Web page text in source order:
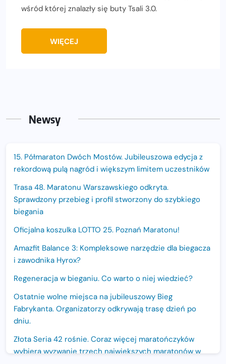
wśród której znalazły się buty Tsali 3.0.
WIĘCEJ
Newsy
15. Półmaraton Dwóch Mostów. Jubileuszowa edycja z
rekordową pulą nagród i większym limitem uczestników
Trasa 48. Maratonu Warszawskiego odkryta.
Sprawdzony przebieg i profil stworzony do szybkiego
biegania
Oficjalna koszulka LOTTO 25. Poznań Maratonu!
Amazfit Balance 3: Kompleksowe narzędzie dla biegacza
i zawodnika Hyrox?
Regeneracja w bieganiu. Co warto o niej wiedzieć?
Ostatnie wolne miejsca na jubileuszowy Bieg
Fabrykanta. Organizatorzy odkrywają trasę dzień po
dniu.
Złota Seria 42 rośnie. Coraz więcej maratończyków
wybiera wyzwanie trzech największych maratonów w